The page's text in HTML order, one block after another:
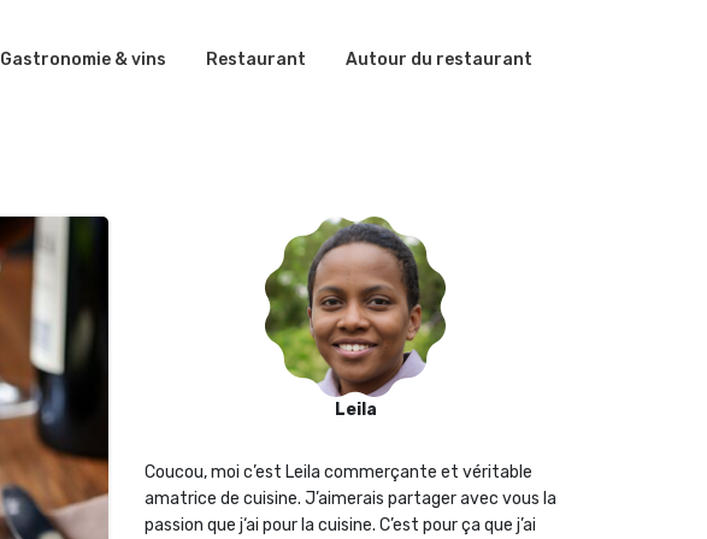
Gastronomie & vins Restaurant Autour du restaurant
Leila
Coucou, moi c’est Leila commerçante et véritable
amatrice de cuisine. J’aimerais partager avec vous la
passion que j‘ai pour la cuisine. C’est pour ça que j’ai